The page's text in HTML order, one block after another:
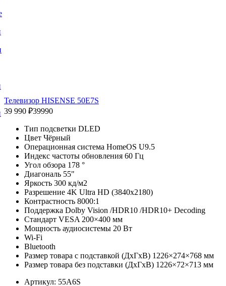
Телевизор HISENSE 50E7S
39 990 ₽39990
Тип подсветки DLED
Цвет Чёрный
Операционная система HomeOS U9.5
Индекс частоты обновления 60 Гц
Угол обзора 178 °
Диагональ 55"
Яркость 300 кд/м2
Разрешение 4K Ultra HD (3840x2180)
Контрастность 8000:1
Поддержка Dolby Vision /HDR10 /HDR10+ Decoding
Стандарт VESA 200×400 мм
Мощность аудиосистемы 20 Вт
Wi-Fi
Bluetooth
Размер товара с подставкой (ДxГxВ) 1226×274×768 мм
Размер товара без подставки (ДxГxВ) 1226×72×713 мм
Артикул: 55A6S